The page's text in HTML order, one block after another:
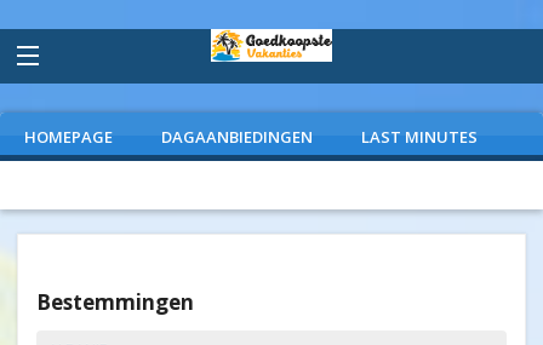
HOMEPAGE DAGAANBIEDINGEN LAST MINUTES
Bestemmingen